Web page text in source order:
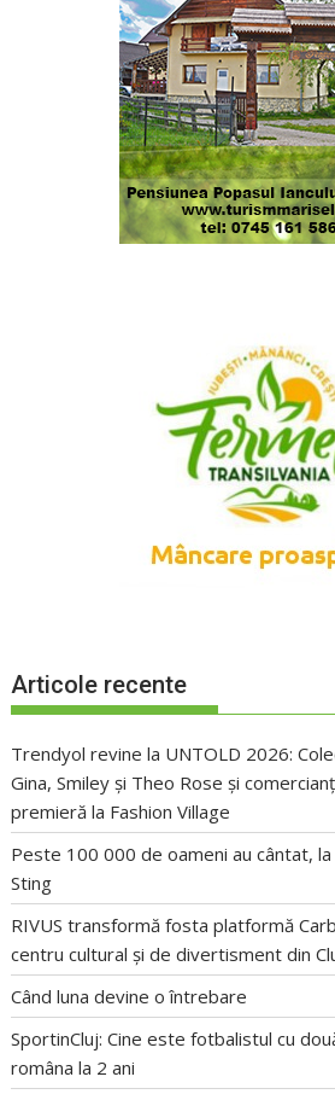
Articole recente
Trendyol revine la UNTOLD 2026:
Gina, Smiley și Theo Rose și
premieră la Fashion Village
Peste 100 000 de oameni au cântat,
Sting
RIVUS transformă fosta platformă
centru cultural și de divertisment din
Când luna devine o întrebare
SportinCluj: Cine este fotbalistul cu
româna la 2 ani